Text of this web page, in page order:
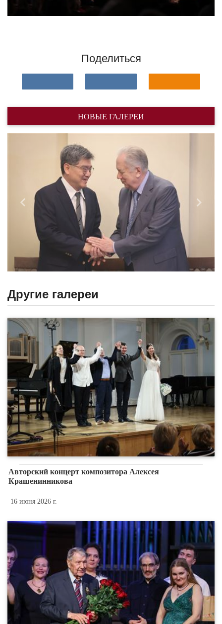
Поделиться
НОВЫЕ ГАЛЕРЕИ
Назад
Другие галереи
Авторский концерт композитора Алексея
Крашенинникова
16 июня 2026 г.